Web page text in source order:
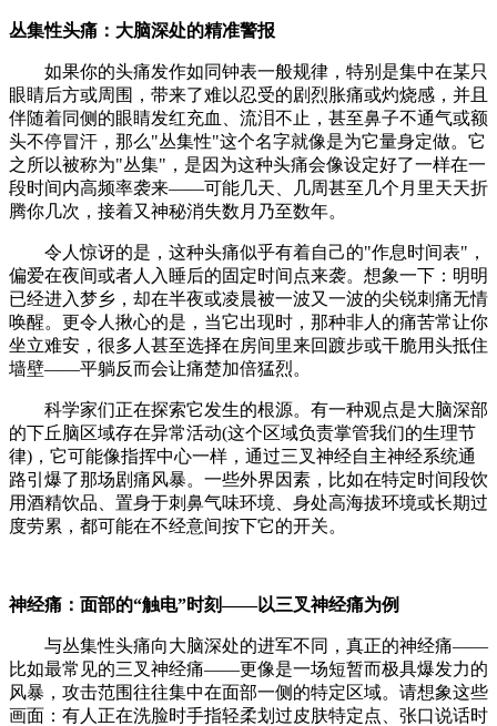
​​丛集性头痛：大脑深处的精准警报​​
如果你的头痛发作如同钟表一般规律，特别是集中在某只
眼睛后方或周围，带来了难以忍受的剧烈胀痛或灼烧感，并且
伴随着同侧的眼睛发红充血、流泪不止，甚至鼻子不通气或额
头不停冒汗，那么​​"丛集性"​​这个名字就像是为它量身定做。它
之所以被称为"丛集"，是因为这种头痛会像设定好了一样在一
段时间内高频率袭来——可能几天、几周甚至几个月里天天折
腾你几次，接着又神秘消失数月乃至数年。
令人惊讶的是，这种头痛似乎有着自己的"作息时间表"，
偏爱在夜间或者人入睡后的固定时间点来袭。想象一下：明明
已经进入梦乡，却在半夜或凌晨被一波又一波的尖锐刺痛无情
唤醒。更令人揪心的是，当它出现时，那种非人的痛苦常让你
坐立难安，很多人甚至选择在房间里来回踱步或干脆用头抵住
墙壁——平躺反而会让痛楚加倍猛烈。
科学家们正在探索它发生的根源。有一种观点是大脑深部
的下丘脑区域存在异常活动(这个区域负责掌管我们的生理节
律)，它可能像指挥中心一样，通过三叉神经自主神经系统通
路引爆了那场剧痛风暴。一些外界因素，比如在特定时间段饮
用酒精饮品、置身于刺鼻气味环境、身处高海拔环境或长期过
度劳累，都可能在不经意间按下它的开关。
​​神经痛：面部的“触电”时刻——以三叉神经痛为例​​
与丛集性头痛向大脑深处的进军不同，真正的神经痛——
比如最常见的三叉神经痛——更像是一场短暂而极具爆发力的
风暴，攻击范围往往集中在面部一侧的特定区域。请想象这些
画面：有人正在洗脸时手指轻柔划过皮肤特定点、张口说话时